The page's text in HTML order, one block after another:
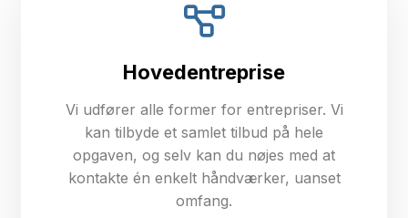
Hovedentreprise
Vi udfører alle former for entrepriser. Vi
kan tilbyde et samlet tilbud på hele
opgaven, og selv kan du nøjes med at
kontakte én enkelt håndværker, uanset
omfang.